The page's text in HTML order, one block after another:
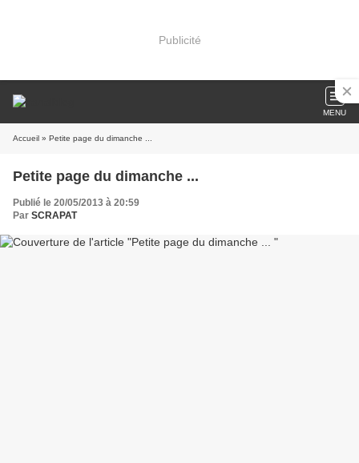
Publicité
MENU
Accueil » Petite page du dimanche ...
Petite page du dimanche ...
Publié le 20/05/2013 à 20:59
Par SCRAPAT